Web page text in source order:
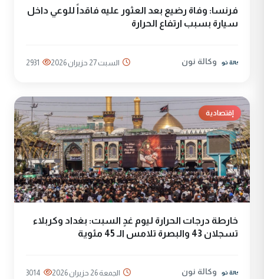
فرنسا: وفاة رضيع بعد العثور عليه فاقداً للوعي داخل
سيارة بسبب ارتفاع الحرارة
وكالة نون السبت 27 حزيران 2026 2931
إقتصادية
خارطة درجات الحرارة ليوم غدٍ السبت: بغداد وكربلاء
تسجلان 43 والبصرة تلامس الـ 45 مئوية
وكالة نون الجمعة 26 حزيران 2026 3014